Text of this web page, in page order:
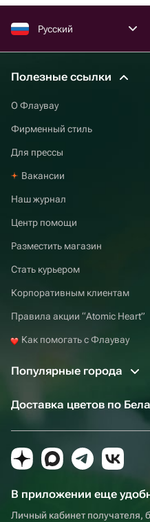
Русский
Полезные ссылки
О Флаувау
Фирменный стиль
Для прессы
Вакансии
Наш журнал
Центр помощи
Разместить магазин
Стать курьером
Корпоративным клиентам
Правила акции “Atomic Heart”
Как помогать с Флаувау
Популярные города
Доставка цветов по
В приложении еще
Личный кабинет получателя,